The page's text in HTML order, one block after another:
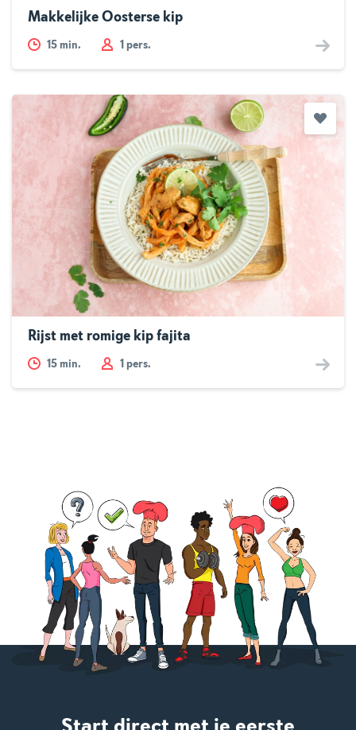
Makkelijke Oosterse kip
15 min. 1 pers.
Rijst met romige kip fajita
15 min. 1 pers.